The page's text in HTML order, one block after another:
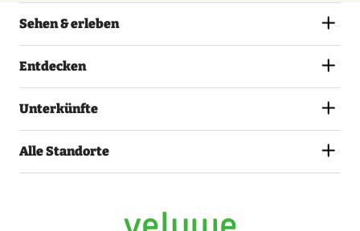
Sehen & erleben
Entdecken
Unterkünfte
Alle Standorte